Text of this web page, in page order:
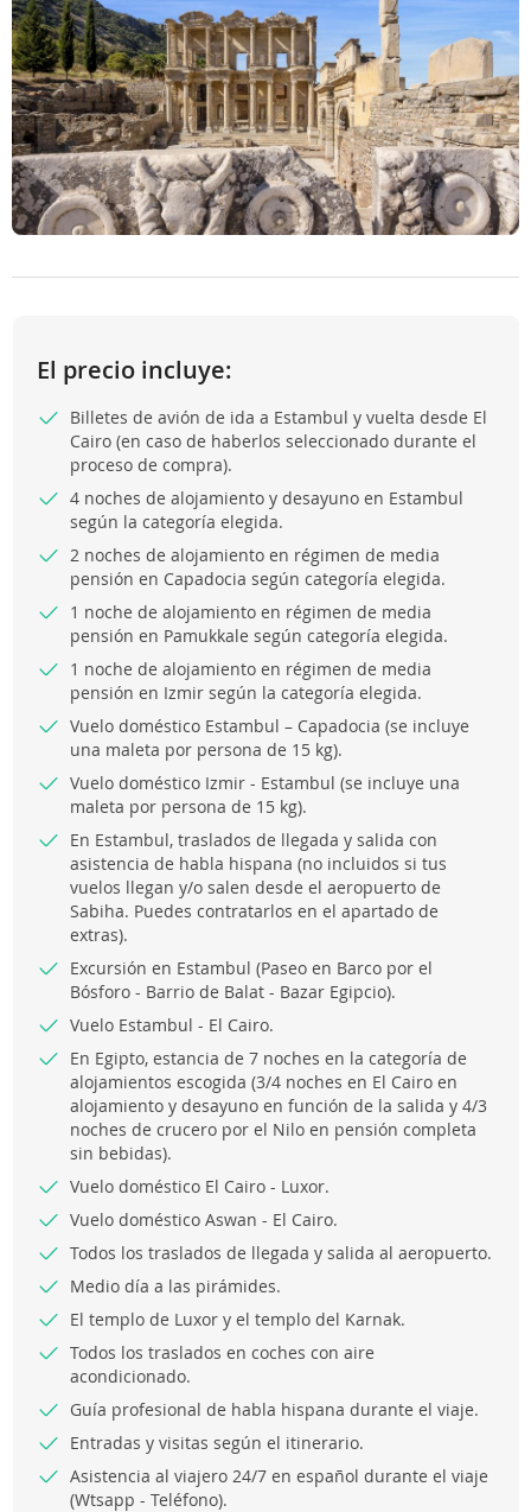
El precio incluye:
Billetes de avión de ida a Estambul y vuelta desde El
Cairo (en caso de haberlos seleccionado durante el
proceso de compra).
4 noches de alojamiento y desayuno en Estambul
según la categoría elegida.
2 noches de alojamiento en régimen de media
pensión en Capadocia según categoría elegida.
1 noche de alojamiento en régimen de media
pensión en Pamukkale según categoría elegida.
1 noche de alojamiento en régimen de media
pensión en Izmir según la categoría elegida.
Vuelo doméstico Estambul – Capadocia (se incluye
una maleta por persona de 15 kg).
Vuelo doméstico Izmir - Estambul (se incluye una
maleta por persona de 15 kg).
En Estambul, traslados de llegada y salida con
asistencia de habla hispana (no incluidos si tus
vuelos llegan y/o salen desde el aeropuerto de
Sabiha. Puedes contratarlos en el apartado de
extras).
Excursión en Estambul (Paseo en Barco por el
Bósforo - Barrio de Balat - Bazar Egipcio).
Vuelo Estambul - El Cairo.
En Egipto, estancia de 7 noches en la categoría de
alojamientos escogida (3/4 noches en El Cairo en
alojamiento y desayuno en función de la salida y 4/3
noches de crucero por el Nilo en pensión completa
sin bebidas).
Vuelo doméstico El Cairo - Luxor.
Vuelo doméstico Aswan - El Cairo.
Todos los traslados de llegada y salida al aeropuerto.
Medio día a las pirámides.
El templo de Luxor y el templo del Karnak.
Todos los traslados en coches con aire
acondicionado.
Guía profesional de habla hispana durante el viaje.
Entradas y visitas según el itinerario.
Asistencia al viajero 24/7 en español durante el viaje
(Wtsapp - Teléfono).